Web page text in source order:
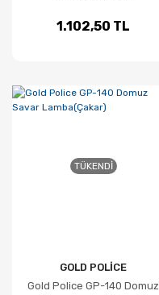
1.102,50 TL
TÜKENDI
GOLD POLİCE
Gold Police GP-140 Domuz